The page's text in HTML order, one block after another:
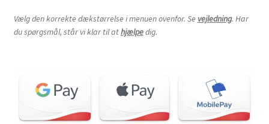
Vælg den korrekte dækstørrelse i menuen ovenfor. Se vejledning. Har
du spørgsmål, står vi klar til athjælpedig.